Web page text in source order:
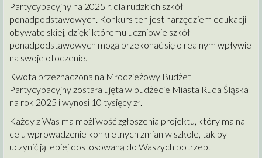
Partycypacyjny na 2025 r. dla rudzkich szkół
ponadpodstawowych. Konkurs ten jest narzędziem edukacji
obywatelskiej, dzięki któremu uczniowie szkół
ponadpodstawowych mogą przekonać się o realnym wpływie
na swoje otoczenie.
Kwota przeznaczona na Młodzieżowy Budżet
Partycypacyjny została ujęta w budżecie Miasta Ruda Śląska
na rok 2025 i wynosi 10 tysięcy zł.
Każdy z Was ma możliwość zgłoszenia projektu, który ma na
celu wprowadzenie konkretnych zmian w szkole, tak by
uczynić ją lepiej dostosowaną do Waszych potrzeb.